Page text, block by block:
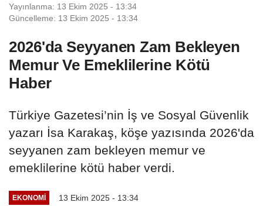
Yayınlanma: 13 Ekim 2025 - 13:34
Güncelleme: 13 Ekim 2025 - 13:34
2026'da Seyyanen Zam Bekleyen
Memur Ve Emeklilerine Kötü
Haber
Türkiye Gazetesi’nin İş ve Sosyal Güvenlik
yazarı İsa Karakaş, köşe yazısında 2026'da
seyyanen zam bekleyen memur ve
emeklilerine kötü haber verdi.
EKONOMI 13 Ekim 2025 - 13:34